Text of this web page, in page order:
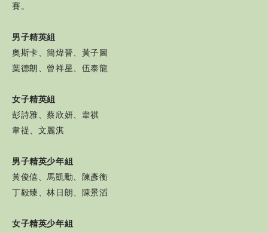
賽。
男子精英組
奧斯卡、簡煒晉、黃子圖
葉德朗、曾祥星、伍泰龍
女子精英組
彭詩雅、蔡欣妍、韋祺
韋禔、文麗淇
男子精英少年組
黃俊僖、馬凱勳、陳彥衡
丁毅臻、林日朗、陳景滔
女子精英少年組